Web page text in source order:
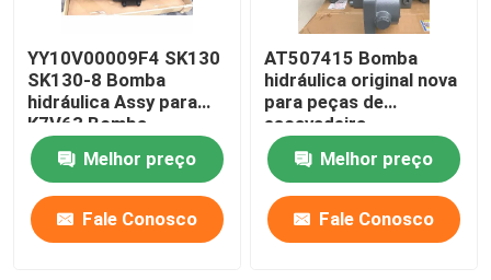
YY10V00009F4 SK130
SK130-8 Bomba
hidráulica Assy para
K7V63 Bomba
Melhor preço
Fale Conosco
AT507415 Bomba
hidráulica original nova
para peças de
escavadeira
Melhor preço
Fale Conosco